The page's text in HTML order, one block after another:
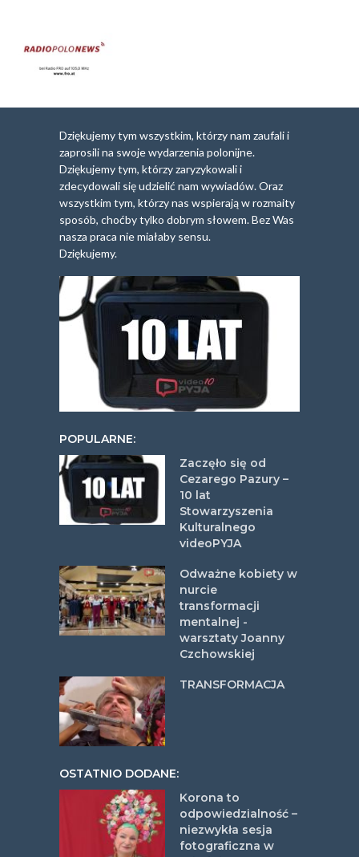
Dziękujemy tym wszystkim, którzy nam zaufali i
zaprosili na swoje wydarzenia polonijne.
Dziękujemy tym, którzy zaryzykowali i
zdecydowali się udzielić nam wywiadów. Oraz
wszystkim tym, którzy nas wspierają w rozmaity
sposób, choćby tylko dobrym słowem. Bez Was
nasza praca nie miałaby sensu.
Dziękujemy.
POPULARNE:
Zaczęło się od
Cezarego Pazury –
10 lat
Stowarzyszenia
Kulturalnego
videoPYJA
Odważne kobiety w
nurcie
transformacji
mentalnej -
warsztaty Joanny
Czchowskiej
TRANSFORMACJA
OSTATNIO DODANE:
Korona to
odpowiedzialność –
niezwykła sesja
fotograficzna w